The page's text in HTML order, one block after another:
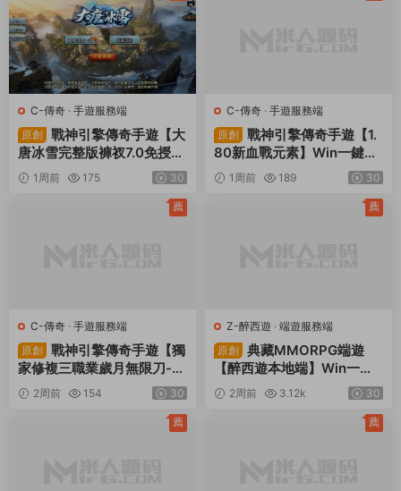
C-傳奇 · 手遊服務端
原創
戰神引擎傳奇手遊【大
唐冰雪完整版褲衩7.0免授
權】Win一鍵服務端+GM授
權後台+安卓蘋果雙端+視頻
1周前 175 30
C-傳奇 · 手遊服務端
原創
戰神引擎傳奇手遊【1.
80新血戰元素】Win一鍵服
務端+安卓+GM授權物品後
台+視頻架設教程
1周前 189 30
C-傳奇 · 手遊服務端
原創
戰神引擎傳奇手遊【獨
家修複三職業歲月無限刀-白
豬3.0】Win一鍵服務端+安
卓蘋果雙端+GM授權後台
2周前 154 30
薦
Z-醉西遊 · 端遊服務端
原創
典藏MMORPG端遊
【醉西遊本地端】Win一鍵
服務端+PC客戶端+GM後台
+視頻架設教程
2周前 3.12k 30
薦
薦 薦